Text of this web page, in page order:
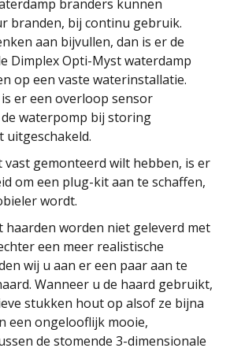
branders kunnen
branden, bij continu gebruik.
aan bijvullen, dan is er de
Dimplex Opti-Myst waterdamp
op een vaste waterinstallatie.
er een overloop sensor
waterpomp bij storing
uitgeschakeld.
vast gemonteerd wilt hebben, is er
om een plug-kit aan te schaffen,
wordt.
haarden worden niet geleverd met
een meer realistische
wij u aan er een paar aan te
Wanneer u de haard gebruikt,
stukken hout op alsof ze bijna
een ongelooflijk mooie,
de stomende 3-dimensionale